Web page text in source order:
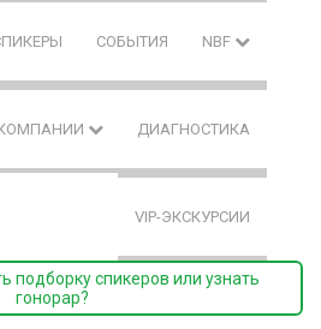
СОБЫТИЯ NBF
ДИАГНОСТИКА
VIP-ЭКСКУРСИИ
подборку спикеров или узнать
гонорар?